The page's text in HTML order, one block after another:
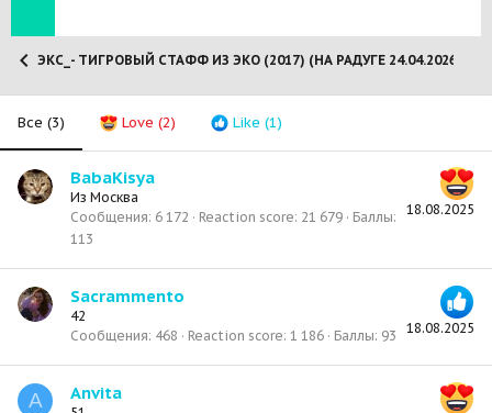
ЭКС_- ТИГРОВЫЙ СТАФФ ИЗ ЭКО (2017) (НА РАДУГЕ 24.04.2026)
Все (3) Love (2) Like (1)
18.08.2025
BabaKisya
Из Москва
Сообщения 6 172 Reaction score 21 679
Баллы
113
18.08.2025
Sacrammento
42
Сообщения 468 Reaction score 1 186 Баллы 93
A Anvita